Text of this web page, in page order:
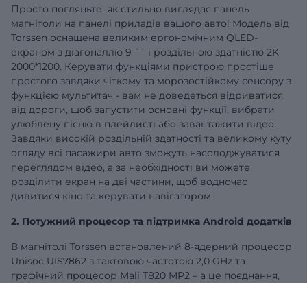
Просто погляньте, як стильно виглядає панель
магнітоли на панелі приладів вашого авто! Модель від
Torssen оснащена великим ергономічним QLED-
екраном з діагоналлю 9 `` і роздільною здатністю 2K
2000*1200. Керувати функціями пристрою простіше
простого завдяки чіткому та морозостійкому сенсору з
функцією мультитач - вам не доведеться відриватися
від дороги, щоб запустити основні функції, вибрати
улюблену пісню в плейлисті або завантажити відео.
Завдяки високій роздільній здатності та великому куту
огляду всі пасажири авто зможуть насолоджуватися
переглядом відео, а за необхідності ви можете
розділити екран на дві частини, щоб водночас
дивитися кіно та керувати навігатором.
2. Потужний процесор та підтримка Android додатків
В магнітолі Torssen встановлений 8-ядерний процесор
Unisoc UIS7862 з тактовою частотою 2,0 GHz та
графічний процесор Mali T820 MP2 – а це поєднання,